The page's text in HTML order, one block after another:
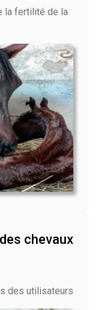
la fertilité de la
chevaux
des utilisateurs